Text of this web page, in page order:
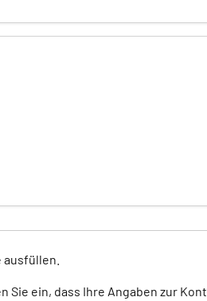
Sie ein, dass Ihre Angaben zur